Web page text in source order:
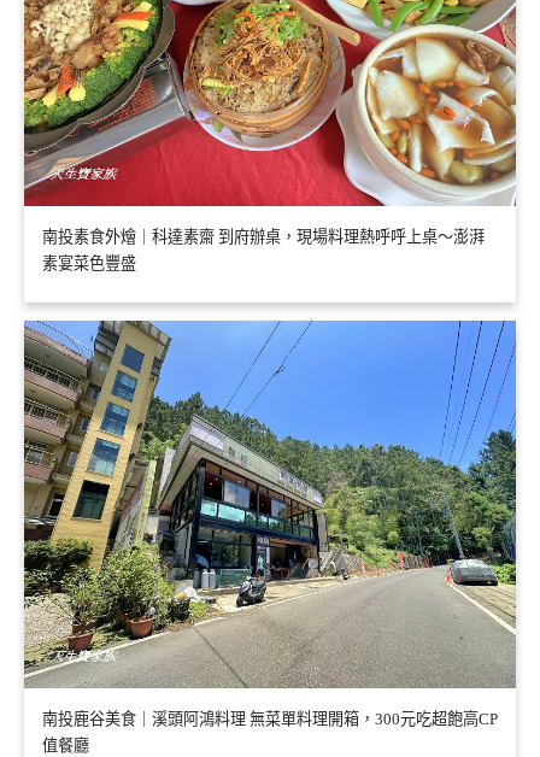
南投素食外燴｜科達素齋 到府辦桌，現場料理熱呼呼上桌～澎湃
素宴菜色豐盛
南投鹿谷美食｜溪頭阿鴻料理 無菜單料理開箱，300元吃超飽高CP
值餐廳